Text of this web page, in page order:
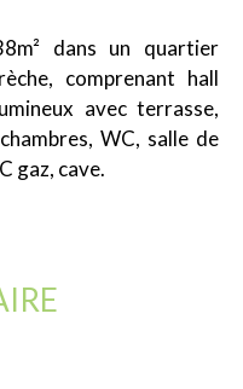
dans un quartier
comprenant hall
avec terrasse,
WC, salle de
gaz, cave.